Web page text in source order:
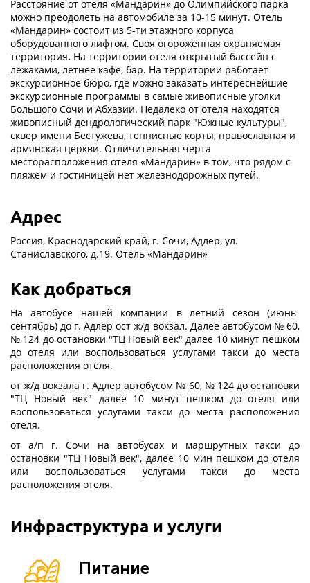
Расстояние от отеля «Мандарин» до Олимпийского парка
можно преодолеть на автомобиле за 10-15 минут. Отель
«Мандарин» состоит из 5-ти этажного корпуса
оборудованного лифтом. Своя огороженная охраняемая
территория. На территории отеля открытый бассейн с
лежаками, летнее кафе, бар. На территории работает
экскурсионное бюро, где можно заказать интереснейшие
экскурсионные программы в самые живописные уголки
Большого Сочи и Абхазии. Недалеко от отеля находятся
живописный дендрологический парк "Южные культуры",
сквер имени Бестужева, теннисные корты, православная и
армянская церкви. Отличительная черта
месторасположения отеля «Мандарин» в том, что рядом с
пляжем и гостиницей нет железнодорожных путей.
Адрес
Россия, Краснодарский край, г. Сочи, Адлер, ул.
Станиславского, д.19. Отель «Мандарин»
Как добраться
На автобусе нашей компании в летний сезон (июнь-
сентябрь) до г. Адлер ост ж/д вокзал. Далее автобусом № 60,
№ 124 до остановки "ТЦ Новый век" далее 10 минут пешком
до отеля или воспользоваться услугами такси до места
расположения отеля.
от ж/д вокзала г. Адлер автобусом № 60, № 124 до остановки
"ТЦ Новый век" далее 10 минут пешком до отеля или
воспользоваться услугами такси до места расположения
отеля.
от а/п г. Сочи на автобусах и маршрутных такси до
остановки "ТЦ Новый век", далее 10 мин пешком до отеля
или воспользоваться услугами такси
до места
расположения отеля.
Инфраструктура и услуги
Питание